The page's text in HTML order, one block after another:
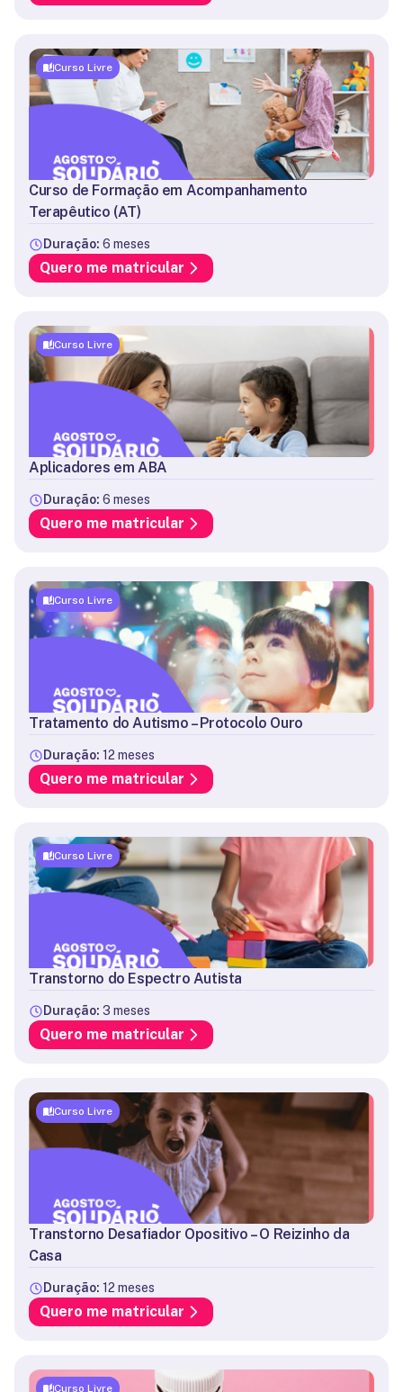
Curso Livre
Curso de Formação em Acompanhamento
Terapêutico (AT)
Duração: 6 meses
Quero me matricular
Curso Livre
Aplicadores em ABA
Duração: 6 meses
Quero me matricular
Curso Livre
Tratamento do Autismo – Protocolo Ouro
Duração: 12 meses
Quero me matricular
Curso Livre
Transtorno do Espectro Autista
Duração: 3 meses
Quero me matricular
Curso Livre
Transtorno Desafiador Opositivo – O Reizinho da
Casa
Duração: 12 meses
Quero me matricular
Curso Livre